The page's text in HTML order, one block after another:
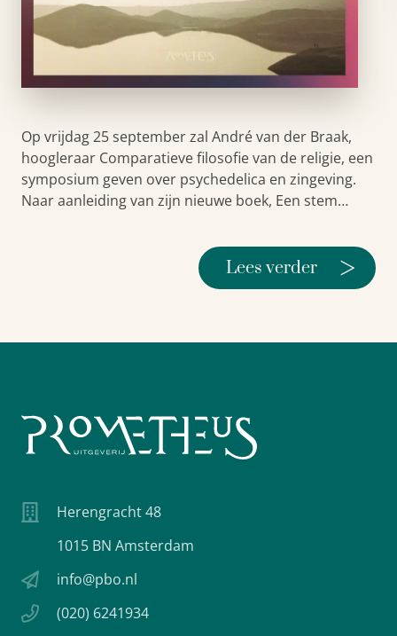
Op vrijdag 25 september zal André van der Braak,
hoogleraar Comparatieve filosofie van de religie, een
symposium geven over psychedelica en zingeving.
Naar aanleiding van zijn nieuwe boek, Een stem…
Lees verder >
Herengracht 48
1015 BN Amsterdam
info@pbo.nl
(020) 6241934